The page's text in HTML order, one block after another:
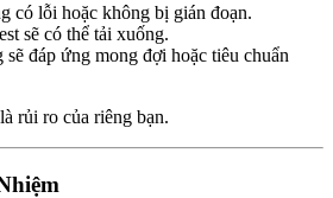
có lỗi hoặc không bị gián đoạn.
sẽ có thể tải xuống.
đáp ứng mong đợi hoặc tiêu chuẩn
rủi ro của riêng bạn.